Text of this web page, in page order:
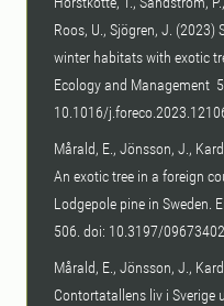
Roos, U., Sjögren, J. (2023)
winter habitats with exotic
Ecology and Management
10.1016/
Mårald, E., Jönsson, J.,
An exotic tree in a foreign
Lodgepole pine in Sweden.
506. doi: 10.3197/
Mårald, E., Jönsson, J.,
Contortatallens liv i Sverige